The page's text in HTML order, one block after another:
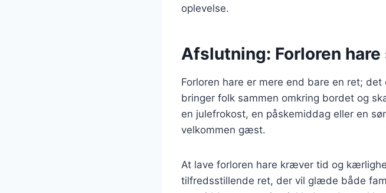
oplevelse.
Afslutning: Forloren
Forloren hare er mere end bare en ret;
bringer folk sammen omkring bordet og
en julefrokost, en påskemiddag eller en
velkommen gæst.
At lave forloren hare kræver tid og
tilfredsstillende ret, der vil glæde både